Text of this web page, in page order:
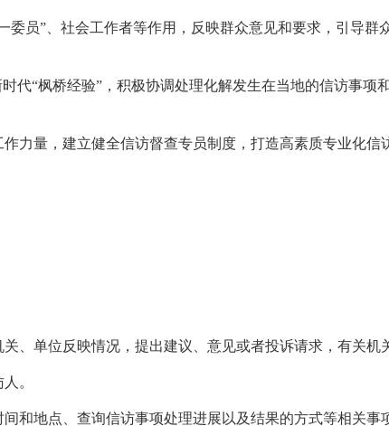
员”、社会工作者等作用，反映群众意见和要求，引导群
代“枫桥经验”，积极协调处理化解发生在当地的信访事项
量，建立健全信访督查专员制度，打造高素质专业化信
单位反映情况，提出建议、意见或者投诉请求，有关机
。
地点、查询信访事项处理进展以及结果的方式等相关事